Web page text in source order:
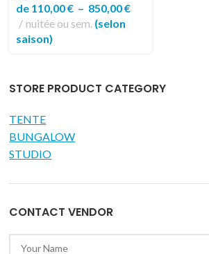
STORE PRODUCT CATEGORY
TENTE
BUNGALOW
STUDIO
CONTACT VENDOR
de 110,00€ – 850,00€
nuitée ou sem. (selon
saison)